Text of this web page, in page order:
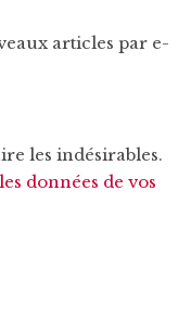
articles par e-
les indésirables.
données de vos